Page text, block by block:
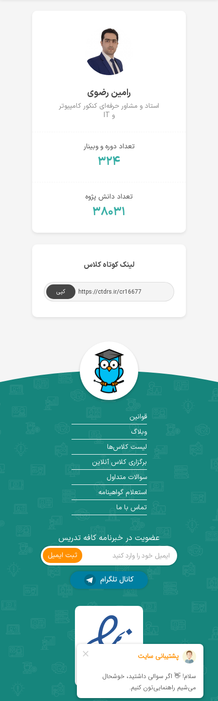
رامین رضوی
استاد و مشاور حرفه‌ای کنکور کامپیوتر
و IT
تعداد دوره و وبینار
۳۲۴
تعداد دانش پژوه
۳۸۰۳۱
لینک کوتاه کلاس
کپی
عضویت در خبرنامه کافه تدریس
ثبت ‌ایمیل
کانال تلگرام
قوانین
وبلاگ
لیست کلاس‌ها
برگزاری کلاس آنلاین
سوالات متداول
استعلام گواهینامه
تماس با ما